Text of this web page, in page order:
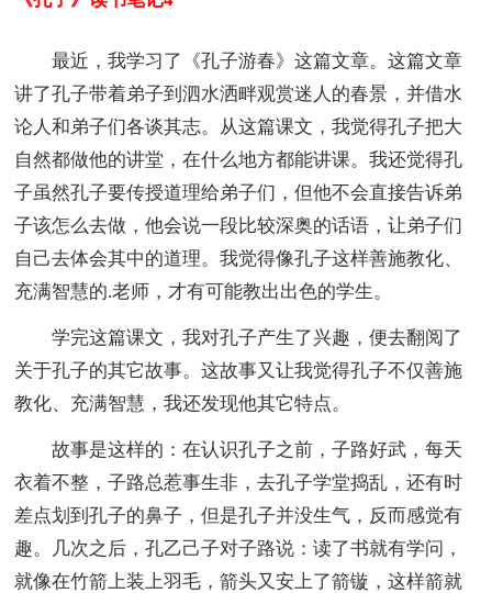
最近，我学习了《孔子游春》这篇文章。这篇文章
讲了孔子带着弟子到泗水洒畔观赏迷人的春景，并借水
论人和弟子们各谈其志。从这篇课文，我觉得孔子把大
自然都做他的讲堂，在什么地方都能讲课。我还觉得孔
子虽然孔子要传授道理给弟子们，但他不会直接告诉弟
子该怎么去做，他会说一段比较深奥的话语，让弟子们
自己去体会其中的道理。我觉得像孔子这样善施教化、
充满智慧的.老师，才有可能教出出色的学生。
学完这篇课文，我对孔子产生了兴趣，便去翻阅了
关于孔子的其它故事。这故事又让我觉得孔子不仅善施
教化、充满智慧，我还发现他其它特点。
故事是这样的：在认识孔子之前，子路好武，每天
衣着不整，子路总惹事生非，去孔子学堂捣乱，还有时
差点划到孔子的鼻子，但是孔子并没生气，反而感觉有
趣。几次之后，孔乙己子对子路说：读了书就有学问，
就像在竹箭上装上羽毛，箭头又安上了箭镟，这样箭就